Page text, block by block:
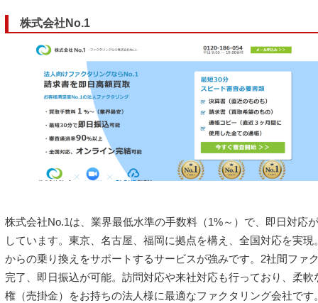
株式会社No.1
株式会社No.1は、業界最低水準の手数料（1%～）で、即日対応
しています。東京、名古屋、福岡に拠点を構え、全国対応を実
からの乗り換えをサポートするサービスが強みです。2社間ファ
完了、即日振込が可能。訪問対応や来社対応も行っており、柔
権（売掛金）をお持ちの法人様に最適なファクタリング会社です